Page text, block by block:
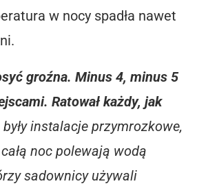
w nocy spadła nawet
groźna. Minus 4, minus 5
Ratował każdy, jak
instalacje przymrozkowe,
noc polewają wodą
sadownicy używali